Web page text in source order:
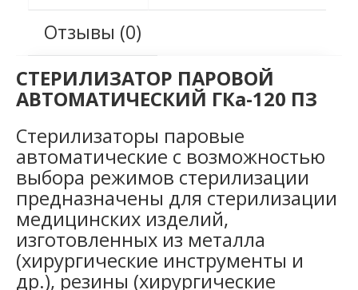
Отзывы (0)
СТЕРИЛИЗАТОР ПАРОВОЙ
АВТОМАТИЧЕСКИЙ ГКа-120 ПЗ
Стерилизаторы паровые
автоматические с возможностью
выбора режимов стерилизации
предназначены для стерилизации
медицинских изделий,
изготовленных из металла
(хирургические инструменты и
др.), резины (хирургические